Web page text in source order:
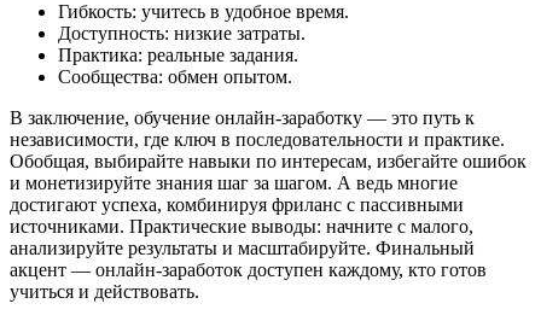
Гибкость: учитесь в удобное время.
Доступность: низкие затраты.
Практика: реальные задания.
Сообщества: обмен опытом.
В заключение, обучение онлайн-заработку — это путь к
независимости, где ключ в последовательности и практике.
Обобщая, выбирайте навыки по интересам, избегайте ошибок
и монетизируйте знания шаг за шагом. А ведь многие
достигают успеха, комбинируя фриланс с пассивными
источниками. Практические выводы: начните с малого,
анализируйте результаты и масштабируйте. Финальный
акцент — онлайн-заработок доступен каждому, кто готов
учиться и действовать.